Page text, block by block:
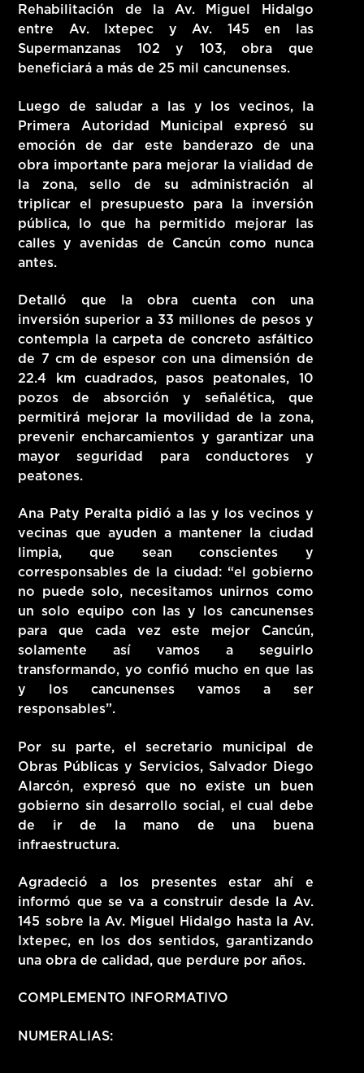
Hits – 96.5 FM
Rehabilitación de la Av. Miguel Hidalgo
entre Av. Ixtepec y Av. 145 en las
Supermanzanas 102 y 103, obra que
beneficiará a más de 25 mil cancunenses.
Luego de saludar a las y los vecinos, la
Primera Autoridad Municipal expresó su
emoción de dar este banderazo de una
obra importante para mejorar la vialidad de
la zona, sello de su administración al
triplicar el presupuesto para la inversión
pública, lo que ha permitido mejorar las
calles y avenidas de Cancún como nunca
antes.
Detalló que la obra cuenta con una
inversión superior a 33 millones de pesos y
contempla la carpeta de concreto asfáltico
de 7 cm de espesor con una dimensión de
22.4 km cuadrados, pasos peatonales, 10
pozos de absorción y señalética, que
permitirá mejorar la movilidad de la zona,
prevenir encharcamientos y garantizar una
mayor seguridad para conductores y
peatones.
Ana Paty Peralta pidió a las y los vecinos y
vecinas que ayuden a mantener la ciudad
limpia, que sean conscientes y
corresponsables de la ciudad: “el gobierno
no puede solo, necesitamos unirnos como
un solo equipo con las y los cancunenses
para que cada vez este mejor Cancún,
solamente así vamos a seguirlo
transformando, yo confió mucho en que las
y los cancunenses vamos a ser
responsables”.
Por su parte, el secretario municipal de
Obras Públicas y Servicios, Salvador Diego
Alarcón, expresó que no existe un buen
gobierno sin desarrollo social, el cual debe
de ir de la mano de una buena
infraestructura.
Agradeció a los presentes estar ahí e
informó que se va a construir desde la Av.
145 sobre la Av. Miguel Hidalgo hasta la Av.
Ixtepec, en los dos sentidos, garantizando
una obra de calidad, que perdure por años.
COMPLEMENTO INFORMATIVO
NUMERALIAS: